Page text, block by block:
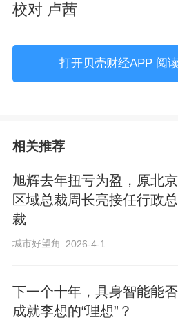
校对 卢茜
打开贝壳财经APP 阅
相关推荐
旭辉去年扭亏为盈，原北京
区域总裁周长亮接任行政总
裁
城市好望角 2026-4-1
下一个十年，具身智能能否
成就李想的“理想”？